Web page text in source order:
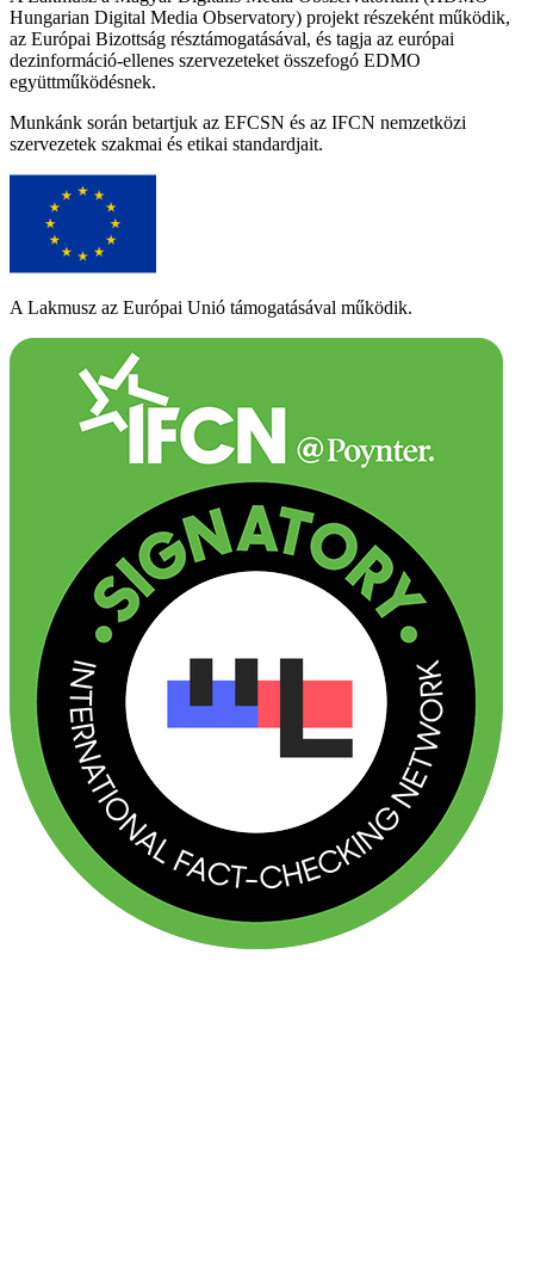
Hungarian Digital Media Observatory) projekt részeként működik,
az Európai Bizottság résztámogatásával, és tagja az európai
dezinformáció-ellenes szervezeteket összefogó EDMO
együttműködésnek.
Munkánk során betartjuk az EFCSN és az IFCN nemzetközi
szervezetek szakmai és etikai standardjait.
A Lakmusz az Európai Unió támogatásával működik.